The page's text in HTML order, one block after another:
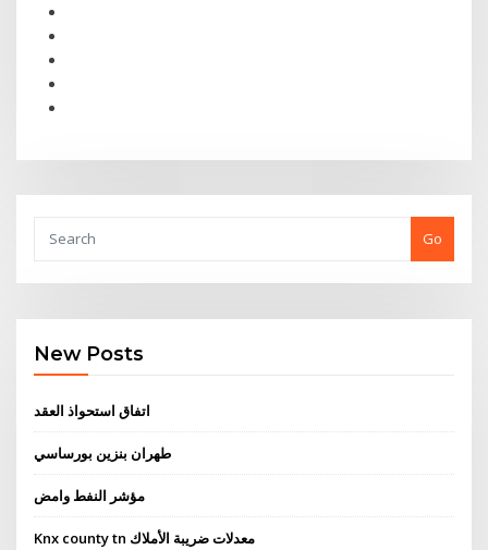
Go
New Posts
اتفاق استحواذ العقد
طهران بنزين بورساسي
مؤشر النفط وامض
Knx county tn معدلات ضريبة الأملاك